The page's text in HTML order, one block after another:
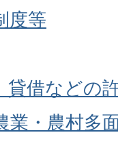
度等
貸借などの
業・農村多